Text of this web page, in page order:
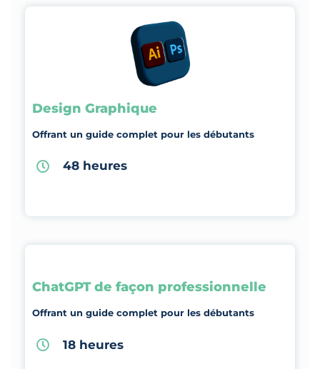
Design Graphique
Offrant un guide complet pour les débutants
48 heures
ChatGPT de façon professionnelle
Offrant un guide complet pour les débutants
18 heures